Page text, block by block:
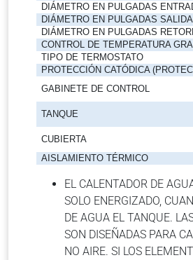
DIÁMETRO EN PULGADAS
DIÁMETRO EN PULGADAS
DIÁMETRO EN PULGADAS
CONTROL DE TEMPERATURA
TIPO DE TERMOSTATO
PROTECCIÓN CATÓDICA
GABINETE DE CONTROL
TANQUE
CUBIERTA
AISLAMIENTO TÉRMICO
EL CALENTADOR DE
SOLO ENERGIZADO,
DE AGUA EL TANQUE.
SON DISEÑADAS PARA
NO AIRE. SI LOS